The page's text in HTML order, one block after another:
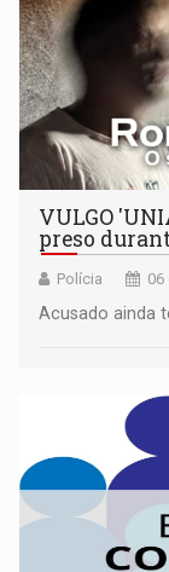
VULGO
preso
Polícia 06
Acusado ainda